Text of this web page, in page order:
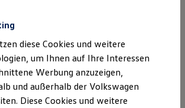
unterwegs
Zuhause
finden
bereits vom TÜV abgenommen
in der EG-
(auch Certificate of
Diese bekommen Sie beim
ausgehändigt.
diese Cookies und weitere
um Ihnen auf Ihre Interessen
Werbung anzuzeigen,
und außerhalb der Volkswagen
Diese Cookies und weitere